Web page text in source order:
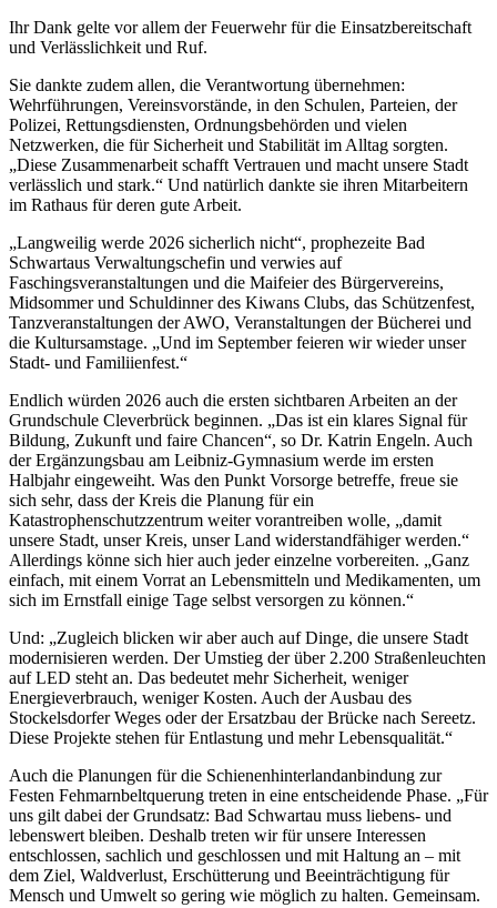
Ihr Dank gelte vor allem der Feuerwehr für die Einsatzbereitschaft
und Verlässlichkeit und Ruf.
Sie dankte zudem allen, die Verantwortung übernehmen:
Wehrführungen, Vereinsvorstände, in den Schulen, Parteien, der
Polizei, Rettungsdiensten, Ordnungsbehörden und vielen
Netzwerken, die für Sicherheit und Stabilität im Alltag sorgten.
„Diese Zusammenarbeit schafft Vertrauen und macht unsere Stadt
verlässlich und stark.“ Und natürlich dankte sie ihren Mitarbeitern
im Rathaus für deren gute Arbeit.
„Langweilig werde 2026 sicherlich nicht“, prophezeite Bad
Schwartaus Verwaltungschefin und verwies auf
Faschingsveranstaltungen und die Maifeier des Bürgervereins,
Midsommer und Schuldinner des Kiwans Clubs, das Schützenfest,
Tanzveranstaltungen der AWO, Veranstaltungen der Bücherei und
die Kultursamstage. „Und im September feieren wir wieder unser
Stadt- und Familiienfest.“
Endlich würden 2026 auch die ersten sichtbaren Arbeiten an der
Grundschule Cleverbrück beginnen. „Das ist ein klares Signal für
Bildung, Zukunft und faire Chancen“, so Dr. Katrin Engeln. Auch
der Ergänzungsbau am Leibniz-Gymnasium werde im ersten
Halbjahr eingeweiht. Was den Punkt Vorsorge betreffe, freue sie
sich sehr, dass der Kreis die Planung für ein
Katastrophenschutzzentrum weiter vorantreiben wolle, „damit
unsere Stadt, unser Kreis, unser Land widerstandfähiger werden.“
Allerdings könne sich hier auch jeder einzelne vorbereiten. „Ganz
einfach, mit einem Vorrat an Lebensmitteln und Medikamenten, um
sich im Ernstfall einige Tage selbst versorgen zu können.“
Und: „Zugleich blicken wir aber auch auf Dinge, die unsere Stadt
modernisieren werden. Der Umstieg der über 2.200 Straßenleuchten
auf LED steht an. Das bedeutet mehr Sicherheit, weniger
Energieverbrauch, weniger Kosten. Auch der Ausbau des
Stockelsdorfer Weges oder der Ersatzbau der Brücke nach Sereetz.
Diese Projekte stehen für Entlastung und mehr Lebensqualität.“
Auch die Planungen für die Schienenhinterlandanbindung zur
Festen Fehmarnbeltquerung treten in eine entscheidende Phase. „Für
uns gilt dabei der Grundsatz: Bad Schwartau muss liebens- und
lebenswert bleiben. Deshalb treten wir für unsere Interessen
entschlossen, sachlich und geschlossen und mit Haltung an – mit
dem Ziel, Waldverlust, Erschütterung und Beeinträchtigung für
Mensch und Umwelt so gering wie möglich zu halten. Gemeinsam.